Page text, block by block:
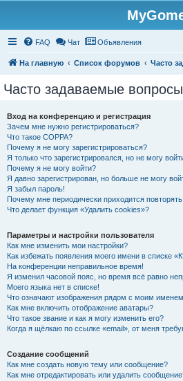
FAQ Чат Объявления
На главную Список форумов Часто
Часто задаваемые вопросы
Вход на конференцию и регистрация
Зачем мне нужно регистрироваться?
Что такое COPPA?
Почему я не могу зарегистрироваться?
Я только что зарегистрировался, но не могу
Почему я не могу войти?
Я давно зарегистрирован, но больше не могу
Я забыл пароль!
Почему мне периодически приходится
Что делает функция «Удалить cookies»?
Параметры и настройки пользователя
Как мне изменить мои настройки?
Как избежать появления моего имени в списке
На конференции неправильное время!
Я изменил часовой пояс, но время всё равно
Моего языка нет в списке!
Что означают изображения рядом с моим
Как мне включить отображение аватары?
Что такое звание и как я могу изменить его?
Когда я щёлкаю по ссылке «email», от меня
Создание сообщений
Как мне создать новую тему или сообщение?
Как мне отредактировать или удалить